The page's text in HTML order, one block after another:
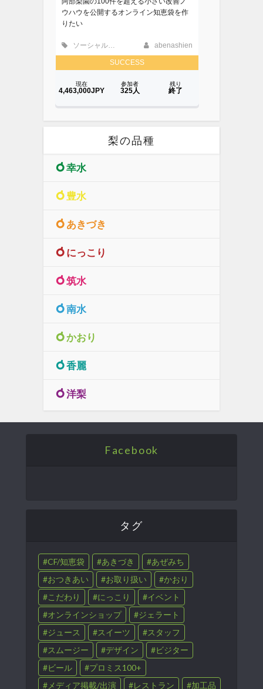
梨の品種
幸水
豊水
あきづき
にっこり
筑水
南水
かおり
香麗
洋梨
Facebook
タグ
CF/知恵袋 あきづき
あぜみち
おつきあい
お取り扱い
かおり
こだわり
にっこり
イベント
オンラインショップ
ジェラート
ジュース
スイーツ
スタッフ
スムージー
デザイン
ビジター
ビール
プロミス100+
メディア掲載/出演
レストラン
加工品